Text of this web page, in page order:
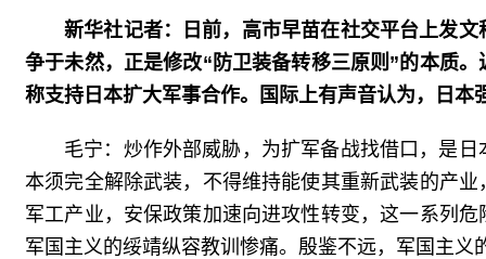
新华社记者：日前，高市早苗在社交平台上发
争于未然，正是修改“防卫装备转移三原则”的本质
称支持日本扩大军事合作。国际上有声音认为，日
毛宁：炒作外部威胁，为扩军备战找借口，是
本须完全解除武装，不得维持能使其重新武装的产
军工产业，安保政策加速向进攻性转变，这一系列
军国主义的绥靖纵容教训惨痛。殷鉴不远，军国主义